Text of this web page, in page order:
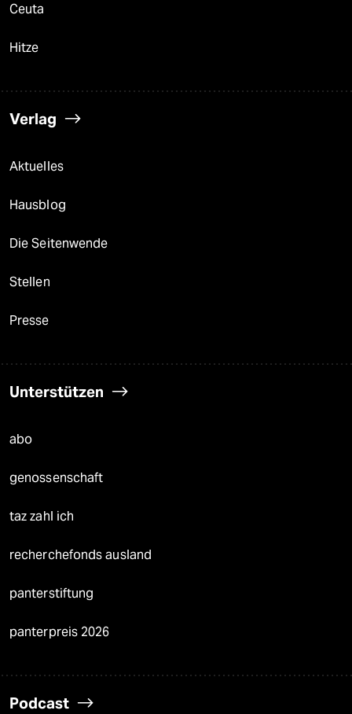
Ceuta
Hitze
Verlag
Aktuelles
Hausblog
Die Seitenwende
Stellen
Presse
Unterstützen
abo
genossenschaft
taz zahl ich
recherchefonds ausland
panterstiftung
panterpreis 2026
Podcast